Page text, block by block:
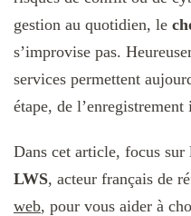
gestion au quotidien, le
s’improvise pas.
services permettent
étape, de
Dans cet article, focus sur
LWS, acteur français de
web, pour vous aider à